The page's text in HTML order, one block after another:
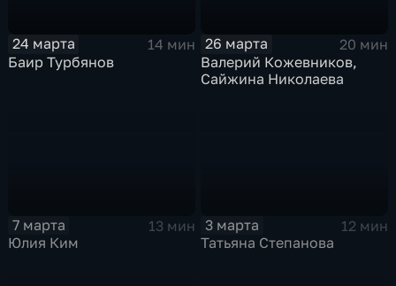
24 марта
14 мин
Баир Турбянов
26 марта
20 мин
Валерий Кожевников,
Сайжина Николаева
7 марта
13 мин
Юлия Ким
3 марта
12 мин
Татьяна Степанова